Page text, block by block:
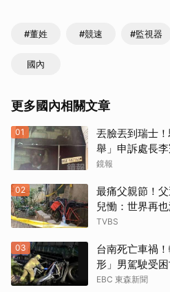
#董姓 #競速 #監視器
國內
更多國內相關文章
01
丟臉丟到瑞士
舉」申訴處長
凌、超速仔拒
鏡報
02
最痛父親節！
兒慟：世界再
TVBS
03
台南死亡車禍
形」男駕駛受
EBC 東森新聞